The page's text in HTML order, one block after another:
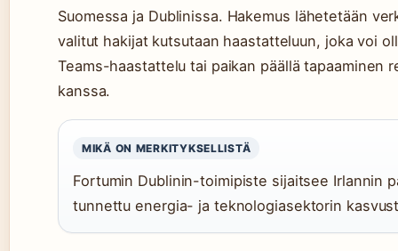
Suomessa ja Dublinissa. Hakemus lähetetään
valitut hakijat kutsutaan haastatteluun, joka voi
Teams-haastattelu tai paikan päällä tapaaminen
kanssa.
MIKÄ ON MERKITYKSELLISTÄ
Fortumin Dublinin-toimipiste sijaitsee Irlannin
tunnettu energia- ja teknologiasektorin